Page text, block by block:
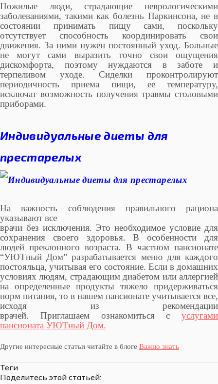
Пожилые люди, страдающие неврологическими
заболеваниями, такими как болезнь Паркинсона, не в
состоянии принимать пищу сами, поскольку
отсутствует способность координировать свои
движения. За ними нужен постоянный уход. Больные
не могут сами выразить точно свои ощущения
дискомфорта, поэтому нуждаются в заботе и
терпеливом уходе. Сиделки проконтролируют
периодичность приема пищи, ее температуру,
исключат возможность получения травмы столовыми
приборами.
Индивидуальные диеты для
престарелых
На важность соблюдения правильного рациона
указывают все
врачи без исключения. Это необходимое условие для
сохранения своего здоровья. В особенности для
людей преклонного возраста. В частном пансионате
“УЮТный Дом” разрабатывается меню для каждого
постояльца, учитывая его состояние. Если в домашних
условиях людям, страдающим диабетом или аллергией
на определенные продукты тяжело придерживаться
норм питания, то в нашем пансионате учитывается все,
исходя из рекомендации
врачей. Приглашаем ознакомиться с услугами
пансионата УЮТный Дом.
Другие интересные статьи читайте в блоге Важно знать
Теги
Поделитесь этой статьей: